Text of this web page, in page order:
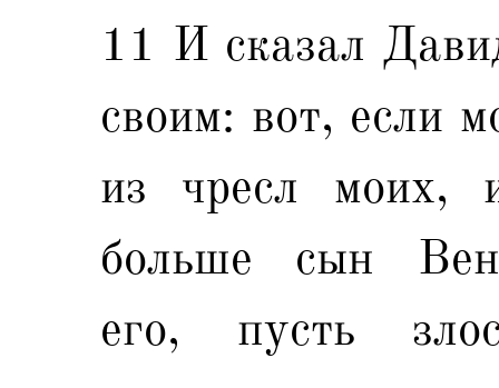
11 И сказал
своим: вот, если
из чресл моих,
больше сын
его, пусть